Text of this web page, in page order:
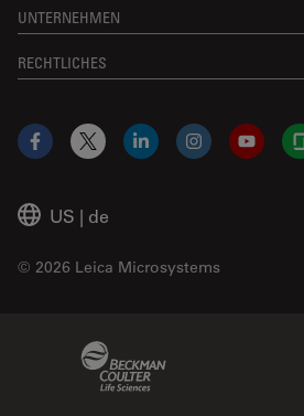
UNTERNEHMEN
RECHTLICHES
US | de
© 2026 Leica Microsystems
Facebook
X LinkedInInstagram